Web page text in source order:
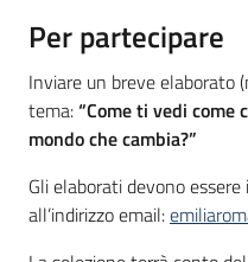
Per partecipare
Inviare un breve elaborato
tema:“Come ti vedi
mondo che cambia?”
Gli elaborati devono
all’indirizzo email: